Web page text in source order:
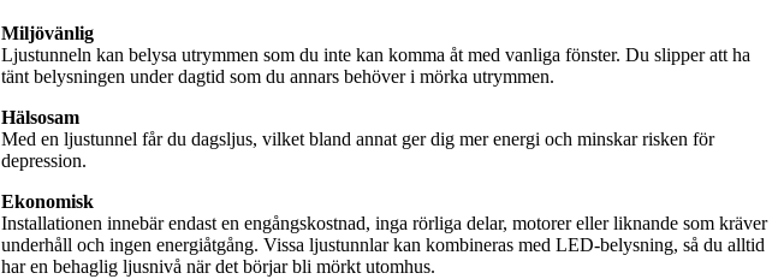
Miljövänlig
Ljustunneln kan belysa utrymmen som du inte kan komma åt med vanliga fönster. Du slipper att ha
tänt belysningen under dagtid som du annars behöver i mörka utrymmen.
Hälsosam
Med en ljustunnel får du dagsljus, vilket bland annat ger dig mer energi och minskar risken för
depression.
Ekonomisk
Installationen innebär endast en engångskostnad, inga rörliga delar, motorer eller liknande som kräver
underhåll och ingen energiåtgång. Vissa ljustunnlar kan kombineras med LED-belysning, så du alltid
har en behaglig ljusnivå när det börjar bli mörkt utomhus.